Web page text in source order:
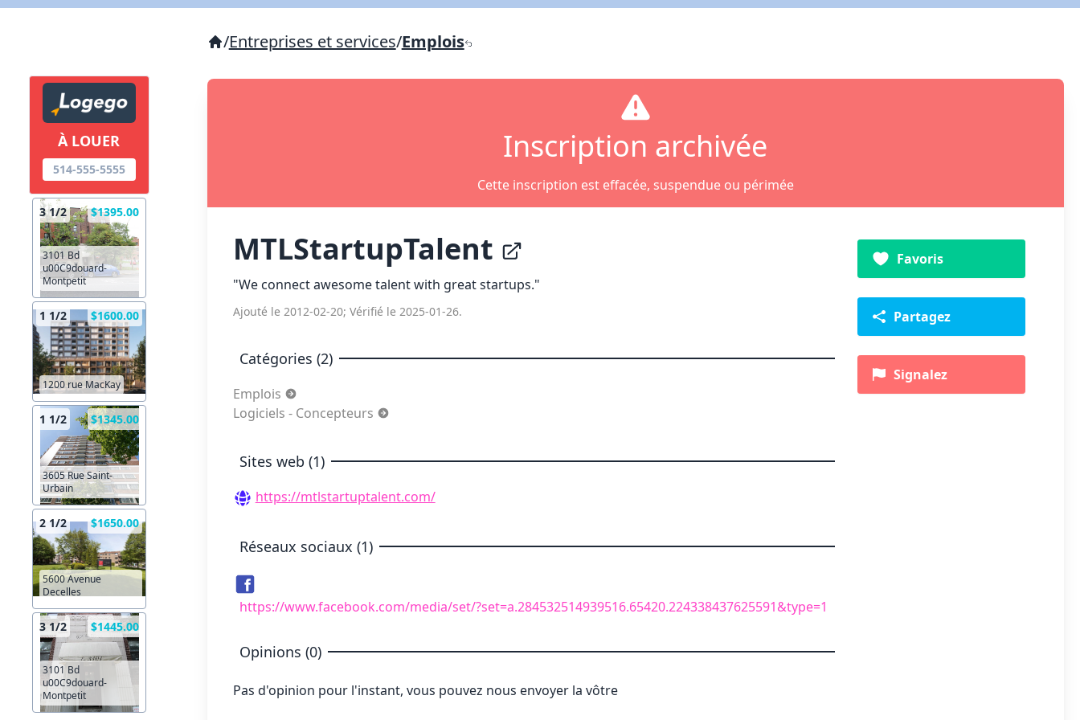
À LOUER
514-555-5555
3 1/2 $1395.00
3101 Bd
u00C9douard-
Montpetit
1 1/2 $1600.00
1200 rue MacKay
1 1/2 $1345.00
3605 Rue Saint-
Urbain
2 1/2 $1650.00
5600 Avenue
Decelles
3 1/2 $1445.00
3101 Bd
u00C9douard-
Montpetit
/Entreprises et services/Emplois
Inscription archivée
Cette inscription est effacée, suspendue ou périmée
MTLStartupTalent
"We connect awesome talent with great startups."
Ajouté le 2012-02-20; Vérifié le 2025-01-26.
Catégories (2)
Emplois
Logiciels - Concepteurs
Sites web (1)
https://mtlstartuptalent.com/
Réseaux sociaux (1)
https://www.facebook.com/media/set/?set=a.284532514939516.65420.224338437625591&type=1
Opinions (0)
Pas d'opinion pour l'instant, vous pouvez nous envoyer la vôtre
Favoris
Partagez
Signalez